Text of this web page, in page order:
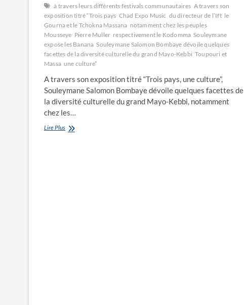
à travers leurs différents festivals communautaires A travers son
exposition titré “Trois pays Chad Expo Music du directeur de l’Ift le
Gourna et le Tchokna Massana notamment chez les peuples
Mousseye Pierre Muller respectivement le Kodomma Souleymane
expose les Banana Souleymane Salomon Bombaye dévoile quelques
facettes de la diversité culturelle du grand Mayo-Kebbi Toupouri et
Massa une culture”
A travers son exposition titré “Trois pays, une culture”,
Souleymane Salomon Bombaye dévoile quelques facettes de
la diversité culturelle du grand Mayo-Kebbi, notamment
chez les…
Lire PlusSouleymane